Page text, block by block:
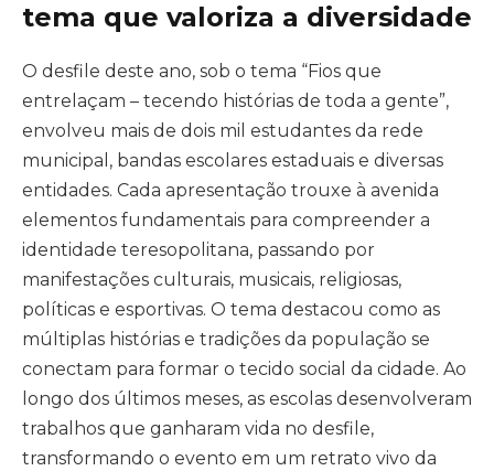
tema que valoriza a diversidade
O desfile deste ano, sob o tema “Fios que
entrelaçam – tecendo histórias de toda a gente”,
envolveu mais de dois mil estudantes da rede
municipal, bandas escolares estaduais e diversas
entidades. Cada apresentação trouxe à avenida
elementos fundamentais para compreender a
identidade teresopolitana, passando por
manifestações culturais, musicais, religiosas,
políticas e esportivas. O tema destacou como as
múltiplas histórias e tradições da população se
conectam para formar o tecido social da cidade. Ao
longo dos últimos meses, as escolas desenvolveram
trabalhos que ganharam vida no desfile,
transformando o evento em um retrato vivo da